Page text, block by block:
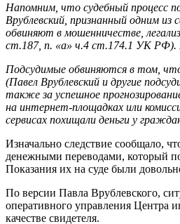
Напомним, что судебный процесс
Врублевский, признанный одним
обвиняют в мошенничестве,
ст.187, п. «а» ч.4 ст.174.1 УК РФ).
Подсудимые обвиняются в том,
(Павел Врублевский и другие
также за успешное
на интернет-площадках или
сервисах похищали деньги у
Изначально следствие сообщало,
денежными переводами, который
Показания их на суде были
По версии Павла Врублевского,
оперативного управления Центра
качестве свидетеля.